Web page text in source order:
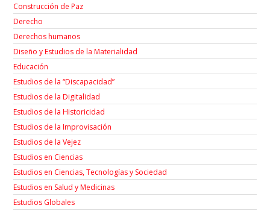
Construcción de Paz
Derecho
Derechos humanos
Diseño y Estudios de la Materialidad
Educación
Estudios de la “Discapacidad”
Estudios de la Digitalidad
Estudios de la Historicidad
Estudios de la Improvisación
Estudios de la Vejez
Estudios en Ciencias
Estudios en Ciencias, Tecnologías y Sociedad
Estudios en Salud y Medicinas
Estudios Globales